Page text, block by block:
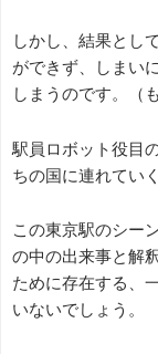
しかし、結果とし
ができず、しまい
しまうのです。（
駅員ロボット役目
ちの国に連れてい
この東京駅のシー
の中の出来事と解
ために存在する、
いないでしょう。